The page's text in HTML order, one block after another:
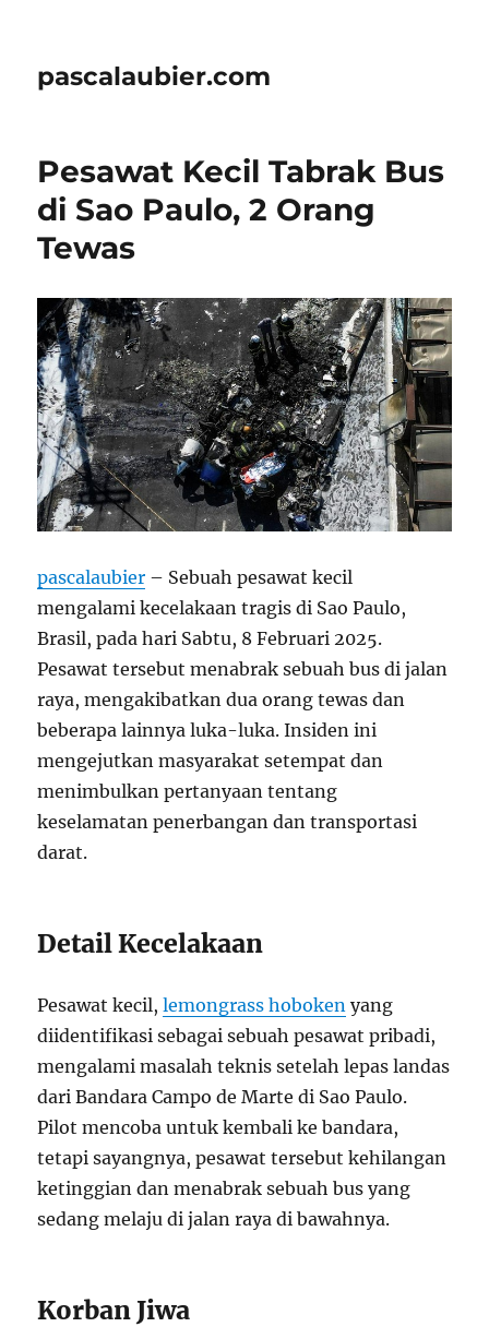
pascalaubier.com
Pesawat Kecil Tabrak Bus
di Sao Paulo, 2 Orang
Tewas
pascalaubier – Sebuah pesawat kecil
mengalami kecelakaan tragis di Sao Paulo,
Brasil, pada hari Sabtu, 8 Februari 2025.
Pesawat tersebut menabrak sebuah bus di jalan
raya, mengakibatkan dua orang tewas dan
beberapa lainnya luka-luka. Insiden ini
mengejutkan masyarakat setempat dan
menimbulkan pertanyaan tentang
keselamatan penerbangan dan transportasi
darat.
Detail Kecelakaan
Pesawat kecil,lemongrass hoboken yang
diidentifikasi sebagai sebuah pesawat pribadi,
mengalami masalah teknis setelah lepas landas
dari Bandara Campo de Marte di Sao Paulo.
Pilot mencoba untuk kembali ke bandara,
tetapi sayangnya, pesawat tersebut kehilangan
ketinggian dan menabrak sebuah bus yang
sedang melaju di jalan raya di bawahnya.
Korban Jiwa